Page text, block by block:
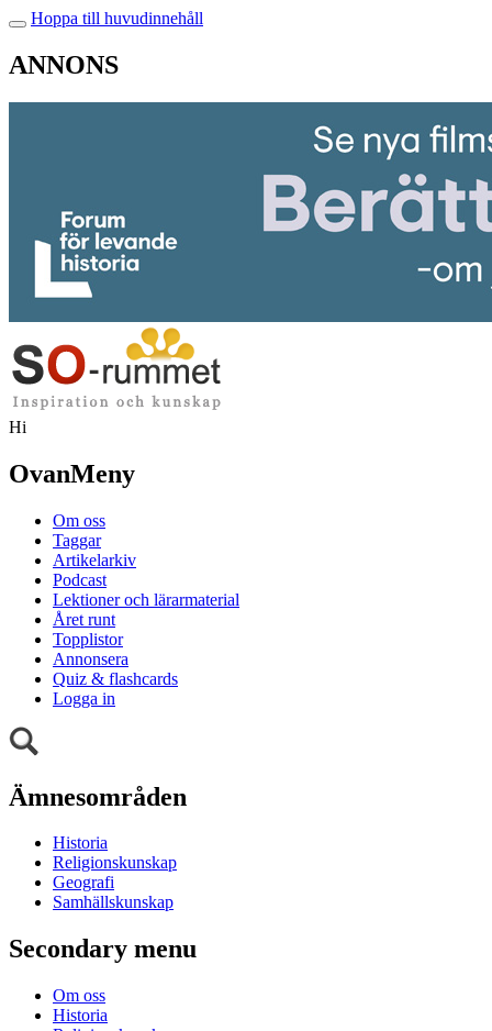
Hoppa till huvudinnehåll
ANNONS
Hi
OvanMeny
Om oss
Taggar
Artikelarkiv
Podcast
Lektioner och lärarmaterial
Året runt
Topplistor
Annonsera
Quiz & flashcards
Logga in
Ämnesområden
Historia
Religionskunskap
Geografi
Samhällskunskap
Secondary menu
Om oss
Historia